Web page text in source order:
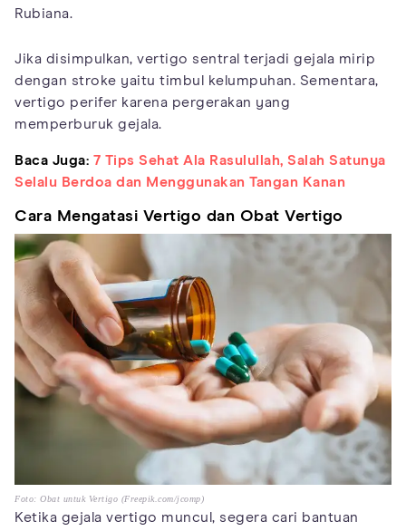
Rubiana.
Jika disimpulkan, vertigo sentral terjadi gejala mirip
dengan stroke yaitu timbul kelumpuhan. Sementara,
vertigo perifer karena pergerakan yang
memperburuk gejala.
Baca Juga: 7 Tips Sehat Ala Rasulullah, Salah Satunya
Selalu Berdoa dan Menggunakan Tangan Kanan
Cara Mengatasi Vertigo dan Obat Vertigo
Foto: Obat untuk Vertigo (Freepik.com/jcomp)
Ketika gejala vertigo muncul, segera cari bantuan